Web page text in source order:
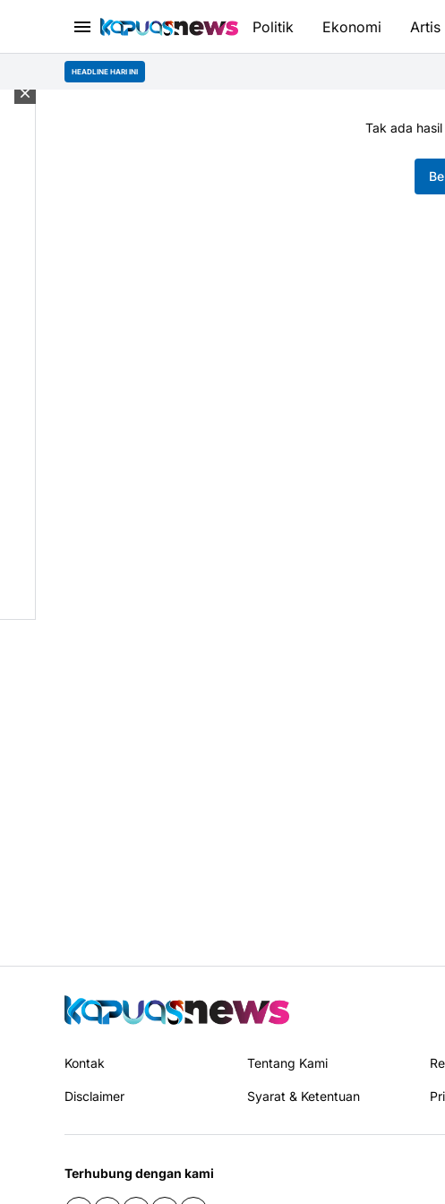
Politik Ekonomi Artis
HEADLINE HARI INI
Tak ada
Kontak Tentang Kami
Disclaimer Syarat & Ketentuan
Terhubung dengan kami